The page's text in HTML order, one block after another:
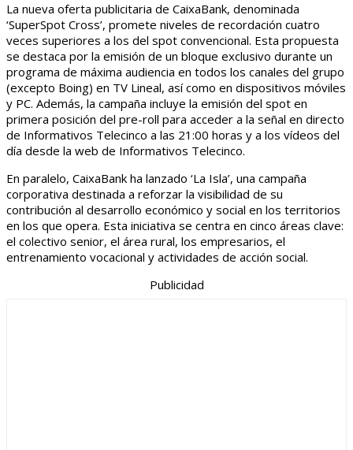
La nueva oferta publicitaria de CaixaBank, denominada
‘SuperSpot Cross’, promete niveles de recordación cuatro
veces superiores a los del spot convencional. Esta propuesta
se destaca por la emisión de un bloque exclusivo durante un
programa de máxima audiencia en todos los canales del grupo
(excepto Boing) en TV Lineal, así como en dispositivos móviles
y PC. Además, la campaña incluye la emisión del spot en
primera posición del pre-roll para acceder a la señal en directo
de Informativos Telecinco a las 21:00 horas y a los vídeos del
día desde la web de Informativos Telecinco.
En paralelo, CaixaBank ha lanzado ‘La Isla’, una campaña
corporativa destinada a reforzar la visibilidad de su
contribución al desarrollo económico y social en los territorios
en los que opera. Esta iniciativa se centra en cinco áreas clave:
el colectivo senior, el área rural, los empresarios, el
entrenamiento vocacional y actividades de acción social.
Publicidad